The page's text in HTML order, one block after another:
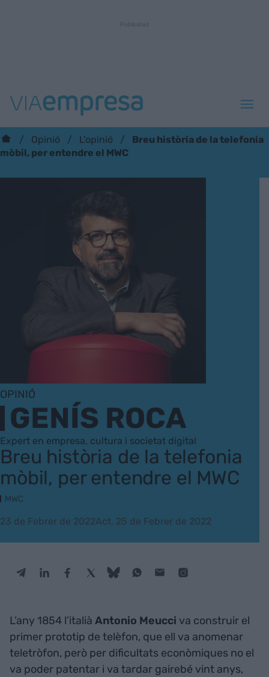
Opinió L'opinió
Breu història de la telefonia
mòbil, per entendre el MWC
OPINIÓ
GENÍS ROCA
Expert en empresa, cultura i societat digital
Breu història de la telefonia
mòbil, per entendre el MWC
MWC
23 de Febrer de 2022Act. 25 de Febrer de 2022
L’any 1854 l’italià Antonio Meucci va construir el
primer prototip de telèfon, que ell va anomenar
teletròfon, però per dificultats econòmiques no el
va poder patentar i va tardar gairebé vint anys,